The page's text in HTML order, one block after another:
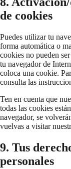
de cookies
Puedes utilizar tu
forma automática o
cookies no pueden
tu navegador de
coloca una cookie.
consulta las
Ten en cuenta que
todas las cookies
navegador, se
vuelvas a visitar
9. Tus
personales